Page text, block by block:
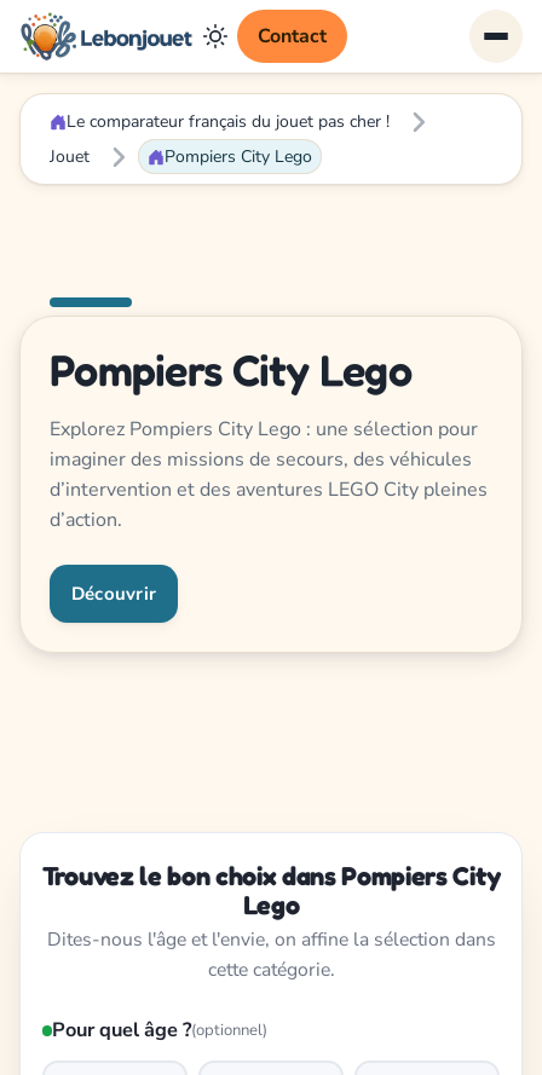
Contact
Le comparateur français du jouet pas cher !
Jouet
Pompiers City Lego
Pompiers City Lego
Explorez Pompiers City Lego : une sélection pour
imaginer des missions de secours, des véhicules
d’intervention et des aventures LEGO City pleines
d’action.
Découvrir
Trouvez le bon choix dans Pompiers City
Lego
Dites-nous l'âge et l'envie, on affine la sélection dans
cette catégorie.
Pour quel âge ?(optionnel)